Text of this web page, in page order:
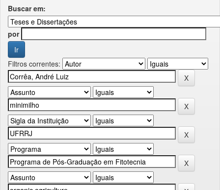
Buscar em:
por
Filtros correntes: